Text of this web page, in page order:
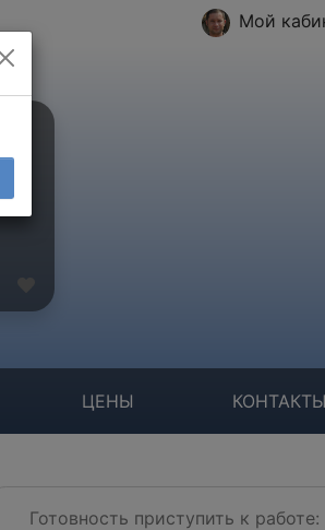
Мой
ЦЕНЫ КОНТАКТЫ
Готовность приступить к работе: